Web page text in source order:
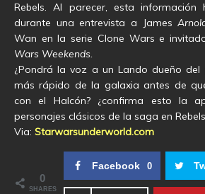
Rebels. Al parecer, esta
durante una entrevista a James
Wan en la serie Clone Wars e
Wars Weekends.
¿Pondrá la voz a un Lando dueño
más rápido de la galaxia antes de
con el Halcón? ¿confirma esto la
personajes clásicos de la saga en
Via: Starwarsunderworld.com
0
SHARES
Facebook 0